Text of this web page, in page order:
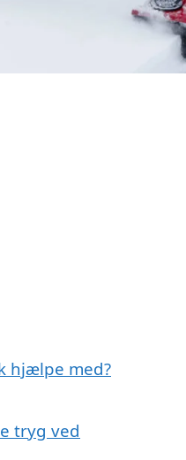
hjælpe med?
tryg ved